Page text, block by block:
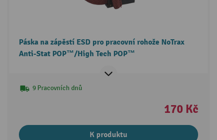
Páska na zápěstí ESD pro pracovní rohože NoTrax
Anti-Stat POP™/High Tech POP™
9 Pracovních dnů
170 Kč
K produktu